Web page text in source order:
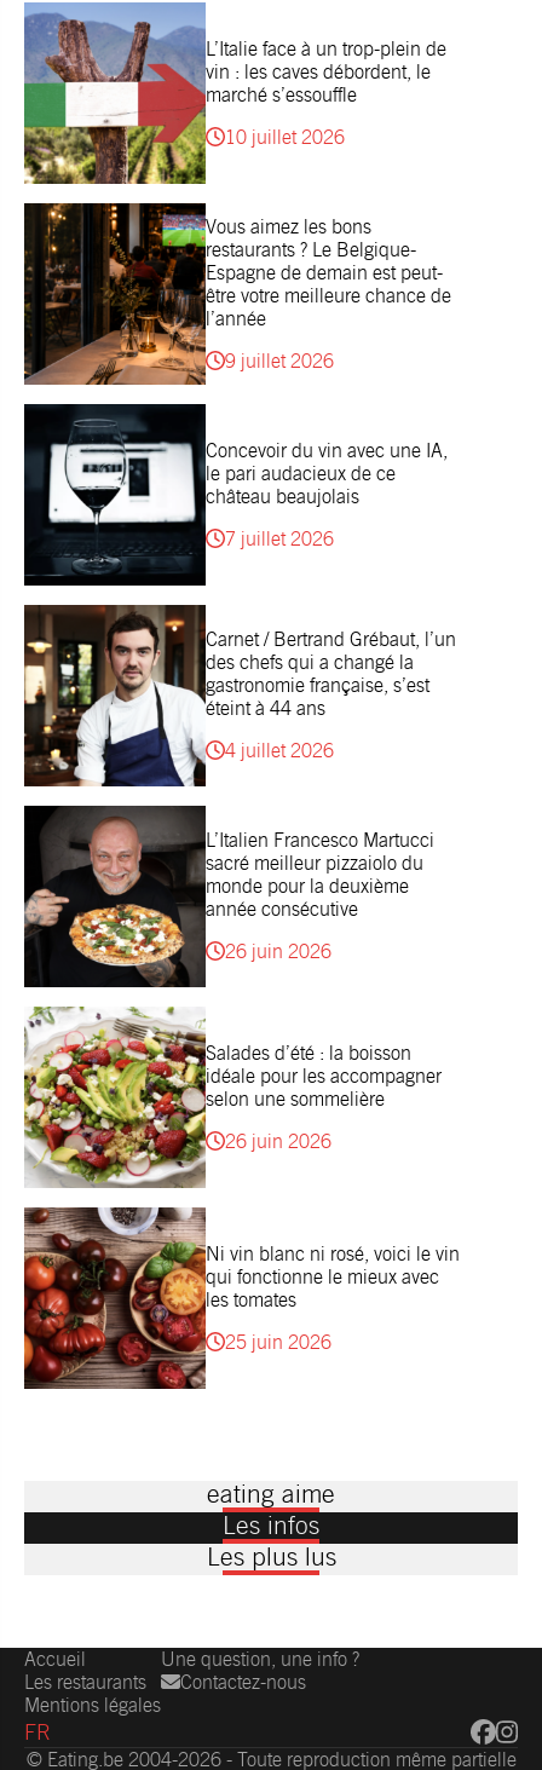
L’Italie face à un trop-plein de
vin : les caves débordent, le
marché s’essouffle
10 juillet 2026
Vous aimez les bons
restaurants ? Le Belgique-
Espagne de demain est peut-
être votre meilleure chance de
l’année
9 juillet 2026
Concevoir du vin avec une IA,
le pari audacieux de ce
château beaujolais
7 juillet 2026
Carnet / Bertrand Grébaut, l’un
des chefs qui a changé la
gastronomie française, s’est
éteint à 44 ans
4 juillet 2026
L’Italien Francesco Martucci
sacré meilleur pizzaiolo du
monde pour la deuxième
année consécutive
26 juin 2026
Salades d’été : la boisson
idéale pour les accompagner
selon une sommelière
26 juin 2026
Ni vin blanc ni rosé, voici le vin
qui fonctionne le mieux avec
les tomates
25 juin 2026
eating aime
Les infos
Les plus lus
Accueil
Les restaurants
Mentions légales
Une question, une info ?
Contactez-nous
FR
© Eating.be 2004-2026 - Toute reproduction même partielle